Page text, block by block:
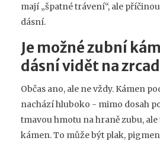
mají „špatné trávení“, ale
dásní.
Je možné zubní
dásní vidět na
Občas ano, ale ne vždy. Kámen
nachází hluboko - mimo dosah
tmavou hmotu na hraně zubu,
kámen. To může být plak,